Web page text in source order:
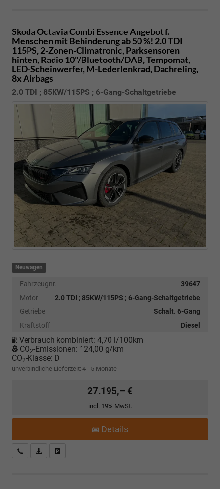
Skoda Octavia Combi Essence Angebot f.
Menschen mit Behinderung ab 50 %! 2.0 TDI
115PS, 2-Zonen-Climatronic, Parksensoren
hinten, Radio 10"/Bluetooth/DAB, Tempomat,
LED-Scheinwerfer, M-Lederlenkrad, Dachreling,
8x Airbags
2.0 TDI ; 85KW/115PS ; 6-Gang-Schaltgetriebe
Neuwagen
Fahrzeugnr.
39647
Motor
2.0 TDI ; 85KW/115PS ; 6-Gang-Schaltgetriebe
Getriebe
Schalt. 6-Gang
Kraftstoff
Diesel
Verbrauch kombiniert: 4,70 l/100km
CO2-Emissionen: 124,00 g/km
CO2-Klasse: D
unverbindliche Lieferzeit: 4 - 5 Monate
27.195,– €
incl. 19% MwSt.
Details
Kostenloser Rückruf-Service
PDF-Datei, Fahrzeugexposé drucken